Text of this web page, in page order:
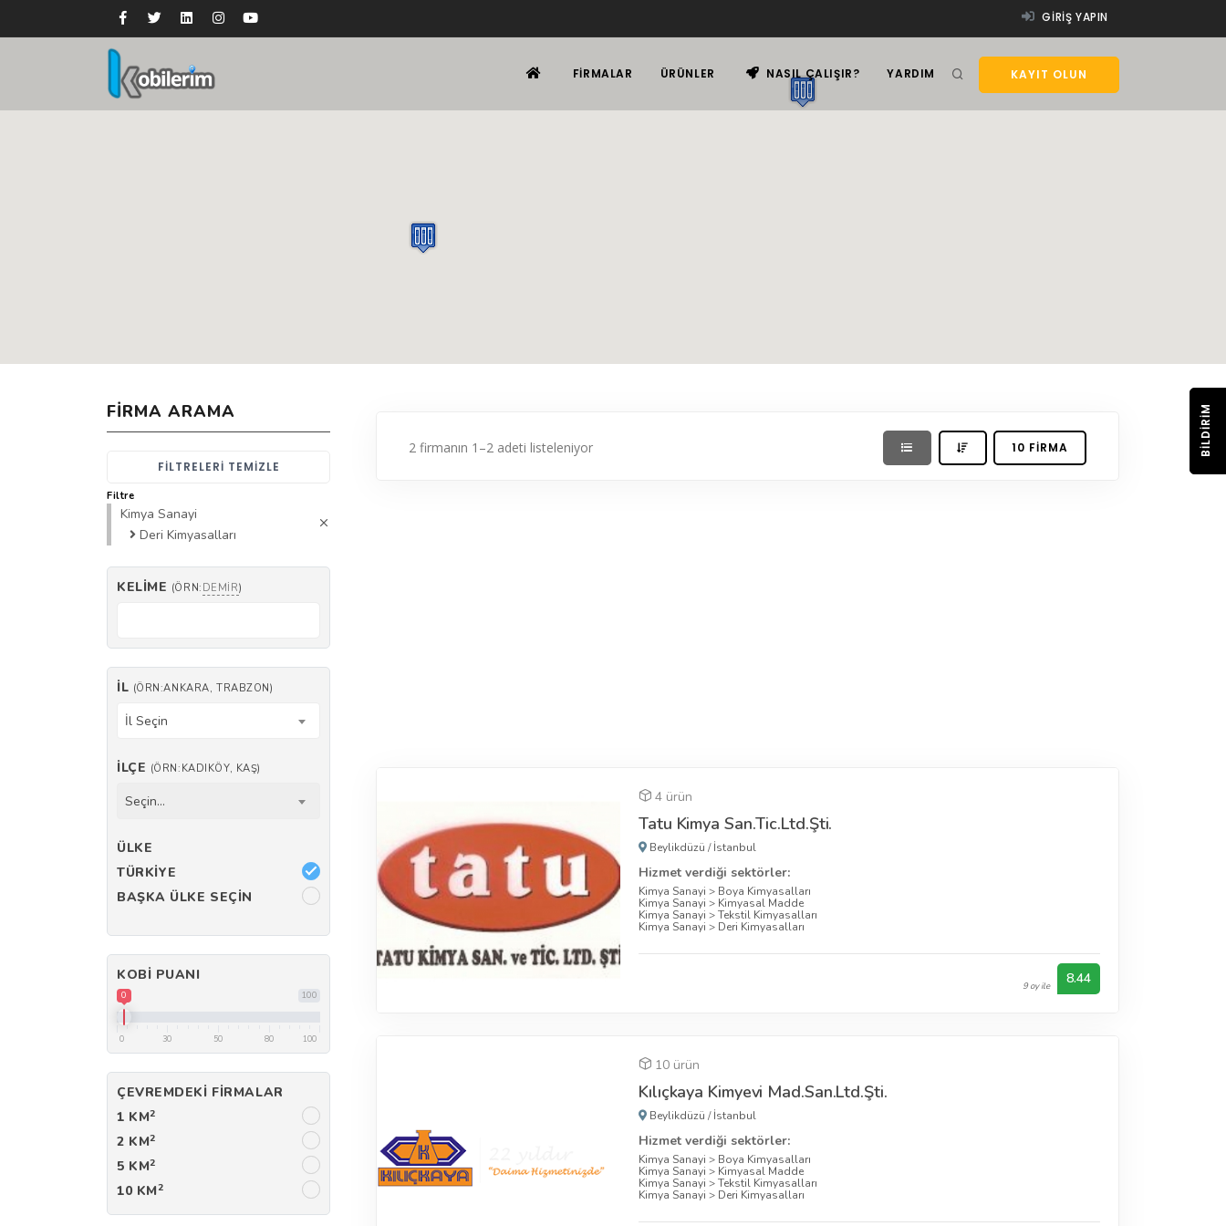
GIRIŞ YAPIN
KAYIT OLUN
FIRMALAR ÜRÜNLER NASIL ÇALIŞIR? YARDIM
2 firmanın 1–2 adeti listeleniyor 10 FIRMA
4 ürün
Tatu Kimya San.Tic.Ltd.Şti.
Beylikdüzü /İstanbul
Hizmet verdiği sektörler:
Kimya Sanayi > Boya Kimyasalları
Kimya Sanayi > Kimyasal Madde
Kimya Sanayi >Tekstil Kimyasalları
Kimya Sanayi > Deri Kimyasalları
9 oy ile 8.44
10 ürün
Kılıçkaya Kimyevi Mad.San.Ltd.Şti.
Beylikdüzü /İstanbul
Hizmet verdiği sektörler:
Kimya Sanayi > Boya Kimyasalları
Kimya Sanayi > Kimyasal Madde
Kimya Sanayi >Tekstil Kimyasalları
Kimya Sanayi > Deri Kimyasalları
FIRMA ARAMA
FILTRELERI TEMIZLE
Filtre
Kimya Sanayi
Deri Kimyasalları
KELIME (ÖRN: DEMIR)
İL (ÖRN:ANKARA, TRABZON)
İl Seçin
İLÇE (ÖRN:KADIKÖY, KAŞ)
Seçin...
ÜLKE
TÜRKIYE
BAŞKA ÜLKE SEÇIN
KOBI PUANI
100
0
0 30 50 80 100
ÇEVREMDEKI FIRMALAR
1 KM2
2 KM2
5 KM2
10 KM2
BILDIRIM